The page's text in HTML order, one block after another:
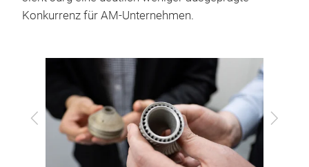
Konkurrenz für AM-Unternehmen.
Zurück Vor